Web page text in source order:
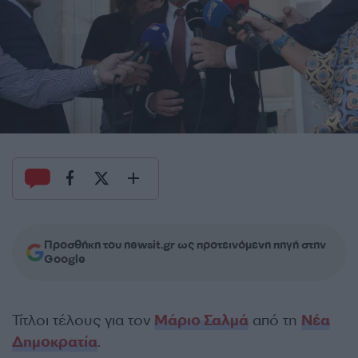
Προσθήκη του newsit.gr ως προτεινόμενη πηγή στην
Google
Τίτλοι τέλους για τον Μάριο Σαλμά από τη Νέα
Δημοκρατία.